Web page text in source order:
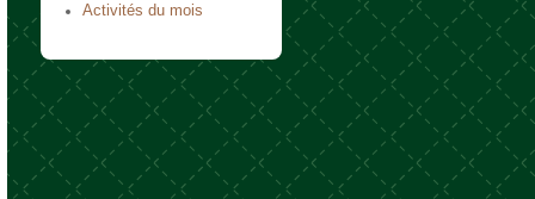
Activités du mois